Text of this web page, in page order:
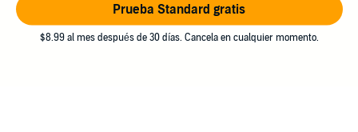
Prueba Standard gratis
$8.99 al mes después de 30 días. Cancela en cualquier momento.